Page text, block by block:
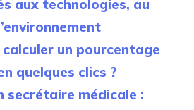
aux technologies, au
un pourcentage
quelques clics ?
secrétaire médicale :